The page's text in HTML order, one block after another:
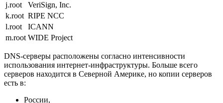
j.root
VeriSign, Inc.
k.root RIPE NCC
l.root
ICANN
m.root WIDE Project
DNS-серверы расположены согласно интенсивности
использования интернет-инфраструктуры. Больше всего
серверов находится в Северной Америке, но копии серверов
есть в:
России,